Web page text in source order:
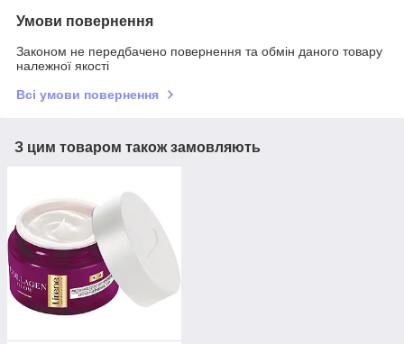
Умови повернення
Законом не передбачено повернення та обмін даного товару
належної якості
Всі умови повернення
З цим товаром також замовляють